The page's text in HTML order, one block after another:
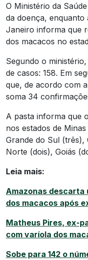
O Ministério da
da doença, enquanto
Janeiro informa que
dos macacos no
Segundo o
de casos: 158. Em
que, de acordo com
soma 34
A pasta informa que
nos estados de
Grande do Sul (três),
Norte (dois), Goiás
Leia mais:
Amazonas descarta
dos macacos após
Matheus Pires, ex-
com varíola dos
Sobe para 142 o